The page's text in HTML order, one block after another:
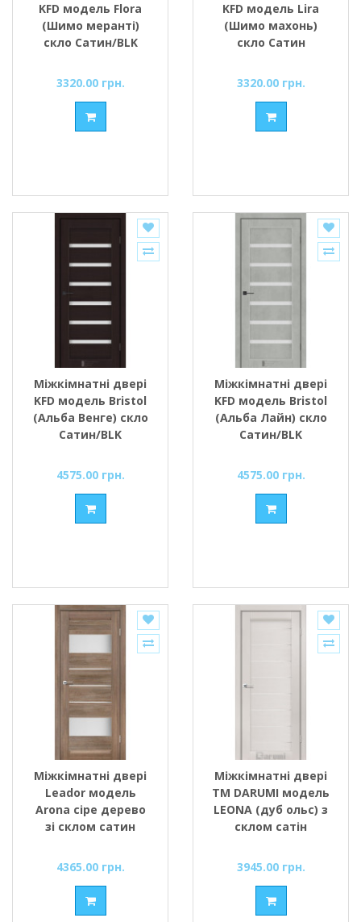
KFD модель Flora
(Шимо меранті)
скло Сатин/BLK
3320.00 грн.
KFD модель Lira
(Шимо махонь)
скло Сатин
3320.00 грн.
Міжкімнатні двері
KFD модель Bristol
(Альба Венге) скло
Сатин/BLK
4575.00 грн.
Міжкімнатні двері
KFD модель Bristol
(Альба Лайн) скло
Сатин/BLK
4575.00 грн.
Міжкімнатні двері
Leador модель
Arona сіре дерево
зі склом сатин
4365.00 грн.
Міжкімнатні двері
ТМ DARUMI модель
LEONA (дуб ольс) з
склом сатін
3945.00 грн.